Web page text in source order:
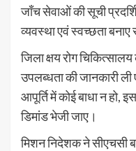
जाँच सेवाओं की सूची
व्यवस्था एवं स्वच्छता बनाए
जिला क्षय रोग
उपलब्धता की जानकारी ली
आपूर्ति में कोई बाधा न हो,
डिमांड भेजी जाए।
मिशन निदेशक ने सीएचसी